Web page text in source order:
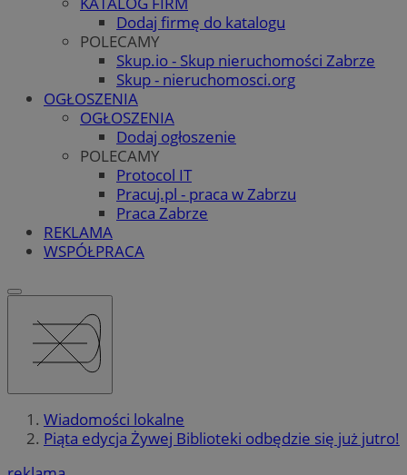
Dodaj firmę do katalogu
POLECAMY
Skup.io - Skup nieruchomości Zabrze
Skup - nieruchomosci.org
OGŁOSZENIA
OGŁOSZENIA
Dodaj ogłoszenie
POLECAMY
Protocol IT
Pracuj.pl - praca w Zabrzu
Praca Zabrze
REKLAMA
WSPÓŁPRACA
Wiadomości lokalne
Piąta edycja Żywej Biblioteki odbędzie się już jutro!